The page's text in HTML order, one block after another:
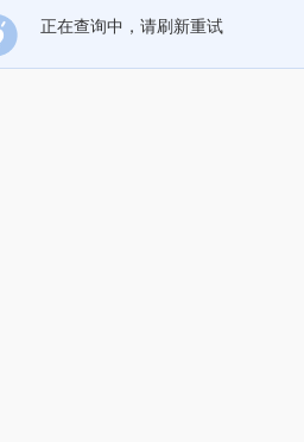
正在查询中，请刷新重试